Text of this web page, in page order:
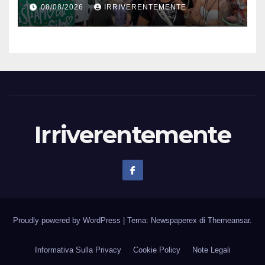
poco spazio. Noi di destra,
però fautori di tutte le
“orrendo carnevale”. Ma al
08/08/2026 IRRIVERENTEMENTE
Irriverentemente
Proudly powered by WordPress Tema: Newspaperex di Themeansar.
Informativa Sulla Privacy Cookie Policy Note Legali